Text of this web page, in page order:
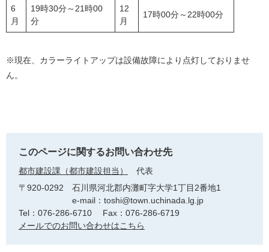
6
月
19時30分～21時00
分
12
月
17時00分～22時00分
※現在、カラーライトアップは設備故障により点灯しておりませ
ん。
このページに関するお問い合わせ先
都市建設課（都市建設担当）
代表
〒920-0292
石川県河北郡内灘町字大学1丁目2番地1
e-mail：toshi@town.uchinada.lg.jp
Tel：076-286-6710
Fax：076-286-6719
メールでのお問い合わせはこちら